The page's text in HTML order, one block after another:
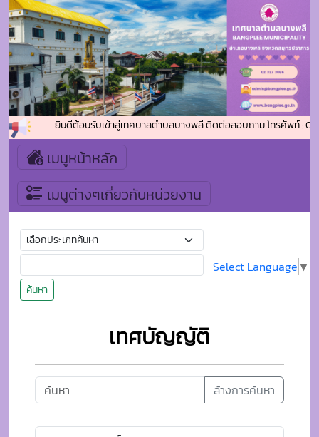
ยินดีต้อนรับเข้าสู่เทศบาลตำบลบางพลี ติดต่อสอบถาม โทรศัพท์ : 0-
เมนูหน้าหลัก
เมนูต่างๆเกี่ยวกับหน่วยงาน
ค้นหา
Select Language ▼
เทศบัญญัติ
ล้างการค้นหา